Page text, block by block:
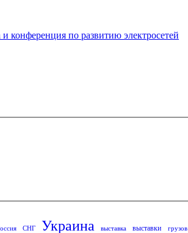
конференция по развитию электросетей
СНГ Украина выставка выставки грузов